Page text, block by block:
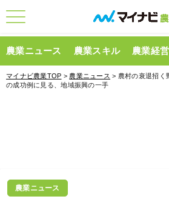
農業ニュース 農業スキル 農業経営
マイナビ農業TOP > 農業ニュース > 農村の衰退招く
の成功例に見る、地域振興の一手
農業ニュース